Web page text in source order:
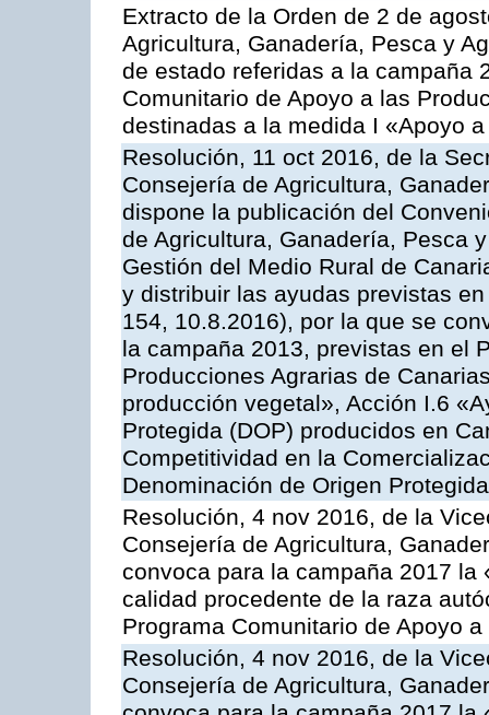
Extracto de la Orden de 2 de
Agricultura, Ganadería, Pesca y
de estado referidas a la campaña
Comunitario de Apoyo a las
destinadas a la medida I «Apoyo
Resolución, 11 oct 2016, de la
Consejería de Agricultura,
dispone la publicación del
de Agricultura, Ganadería, Pesca
Gestión del Medio Rural de
y distribuir las ayudas previstas
154, 10.8.2016), por la que se
la campaña 2013, previstas en el
Producciones Agrarias de
producción vegetal», Acción I.6
Protegida (DOP) producidos en
Competitividad en la
Denominación de Origen
Resolución, 4 nov 2016, de la
Consejería de Agricultura,
convoca para la campaña 2017
calidad procedente de la raza
Programa Comunitario de Apoyo
Resolución, 4 nov 2016, de la
Consejería de Agricultura,